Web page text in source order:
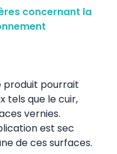
concernant la
produit pourrait
tels que le cuir,
vernies.
est sec
de ces surfaces.